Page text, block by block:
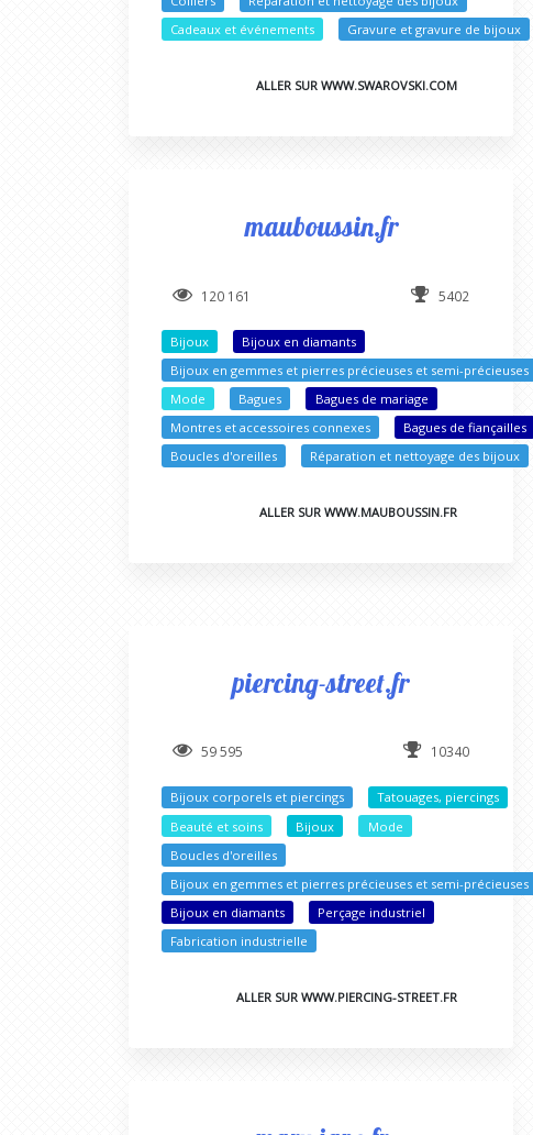
Cadeaux et événements
Gravure et gravure de bijoux
ALLER SUR WWW.SWAROVSKI.COM
mauboussin.fr
120 161 5402
Bijoux
Bijoux en diamants
Bijoux en gemmes et pierres précieuses et semi-précieuses
Mode
Bagues
Bagues de mariage
Montres et accessoires connexes
Bagues de fiançailles
Boucles d'oreilles
Réparation et nettoyage des bijoux
ALLER SUR WWW.MAUBOUSSIN.FR
piercing-street.fr
59 595 10340
Bijoux corporels et piercings
Tatouages, piercings
Beauté et soins
Bijoux
Mode
Boucles d'oreilles
Bijoux en gemmes et pierres précieuses et semi-précieuses
Bijoux en diamants
Perçage industriel
Fabrication industrielle
ALLER SUR WWW.PIERCING-STREET.FR